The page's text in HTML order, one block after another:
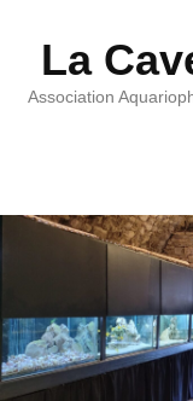
La
Association